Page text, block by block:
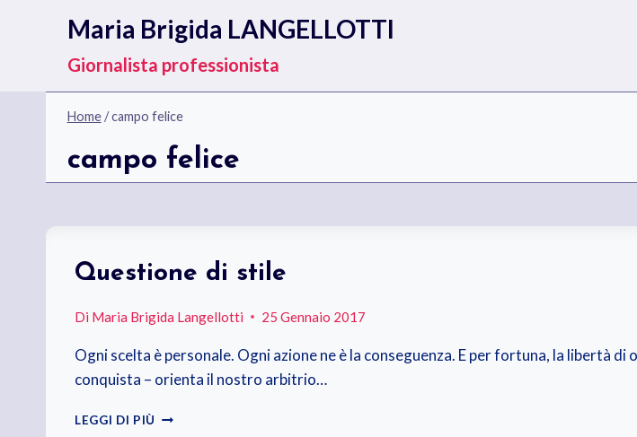
contenuto
Maria Brigida LANGELLOTTI
Giornalista professionista
Home/campo felice
campo felice
Questione di stile
Di Maria Brigida Langellotti 25 Gennaio 2017
Ogni scelta è personale. Ogni azione ne è la conseguenza. E per fortuna, la libertà di
conquista – orienta il nostro arbitrio…
LEGGI DI PIÙ QUESTIONE